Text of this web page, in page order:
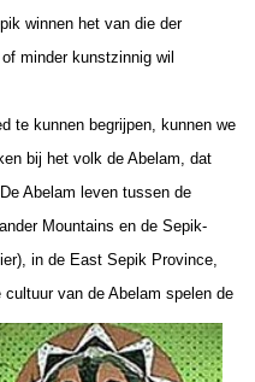
winnen het van die der
minder kunstzinnig wil
te kunnen begrijpen, kunnen we
bij het volk de Abelam, dat
Abelam leven tussen de
Mountains en de Sepik-
in de East Sepik Province,
cultuur van de Abelam spelen de